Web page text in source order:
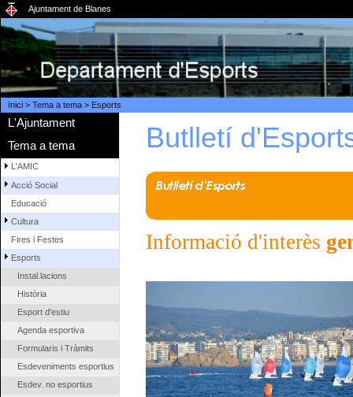
Ajuntament de Blanes
Inici> Tema a tema> Esports
L'Ajuntament
Tema a tema
L'AMIC
Acció Social
Educació
Cultura
Fires i Festes
Esports
Instal.lacions
Història
Esport d'estiu
Agenda esportiva
Formularis i Tràmits
Esdeveniments esportius
Esdev. no esportius
Butlletí
Informació d'interès